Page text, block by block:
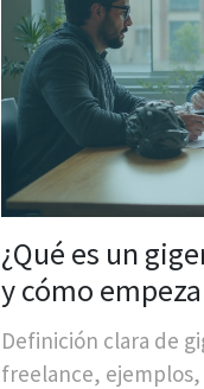
¿Qué es un
y cómo
Definición clara de
freelance, ejemplos,